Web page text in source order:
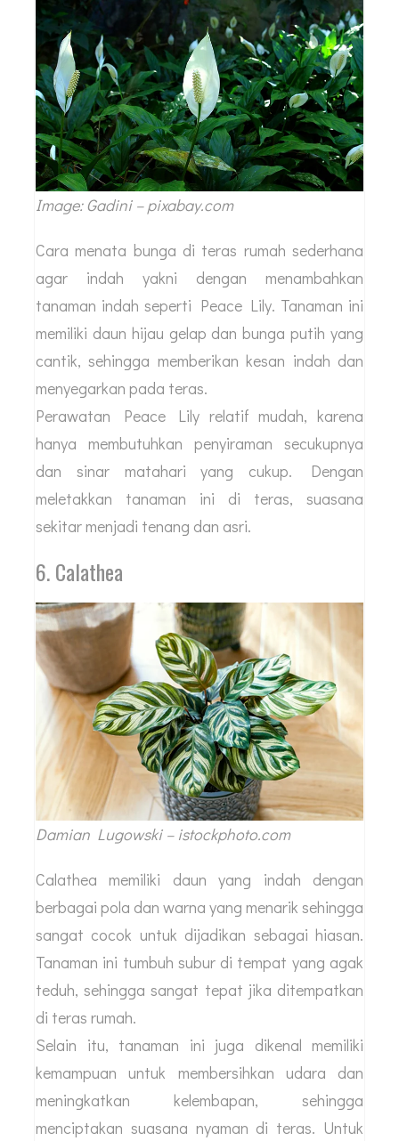
Image: Gadini – pixabay.com
Cara menata bunga di teras rumah sederhana
agar indah yakni dengan menambahkan
tanaman indah seperti Peace Lily. Tanaman ini
memiliki daun hijau gelap dan bunga putih yang
cantik, sehingga memberikan kesan indah dan
menyegarkan pada teras.
Perawatan Peace Lily relatif mudah, karena
hanya membutuhkan penyiraman secukupnya
dan sinar matahari yang cukup. Dengan
meletakkan tanaman ini di teras, suasana
sekitar menjadi tenang dan asri.
6. Calathea
Damian Lugowski – istockphoto.com
Calathea memiliki daun yang indah dengan
berbagai pola dan warna yang menarik sehingga
sangat cocok untuk dijadikan sebagai hiasan.
Tanaman ini tumbuh subur di tempat yang agak
teduh, sehingga sangat tepat jika ditempatkan
di teras rumah.
Selain itu, tanaman ini juga dikenal memiliki
kemampuan untuk membersihkan udara dan
meningkatkan kelembapan, sehingga
menciptakan suasana nyaman di teras. Untuk